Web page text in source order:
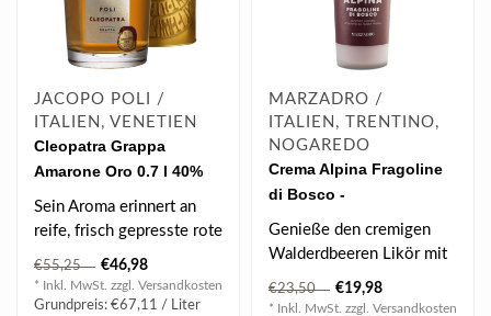
JACOPO POLI /
ITALIEN, VENETIEN
Cleopatra Grappa
Amarone Oro 0.7 l 40%
vol
Sein Aroma erinnert an
reife, frisch gepresste rote
Trauben und an einen
Korb vo..
€55,25 €46,98
* Inkl. MwSt. zzgl. Versandkosten
Grundpreis: €67,11 / Liter
MARZADRO /
ITALIEN, TRENTINO,
NOGAREDO
Crema Alpina Fragoline
di Bosco -
Walderdbeeren Likör 0.7
l 17% vol
Genieße den cremigen
Walderdbeeren Likör mit
seinem zarten Aroma und
der feine..
€23,50 €19,98
* Inkl. MwSt. zzgl. Versandkosten